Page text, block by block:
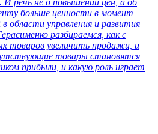
И речь не о повышении цен, а об
больше ценности в момент
области управления и развития
разбираемся, как с
товаров увеличить продажи, и
товары становятся
прибыли, и какую роль играет